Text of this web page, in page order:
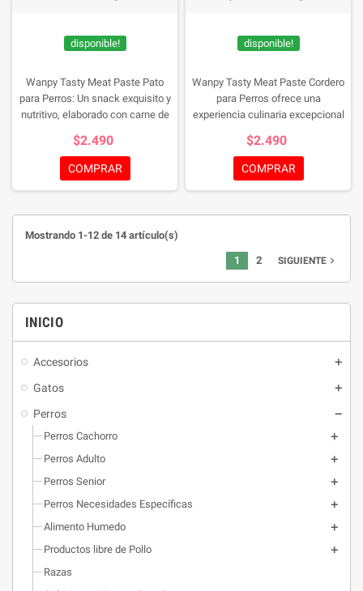
INICIO
Accesorios
Gatos
Perros
Perros Cachorro
Perros Adulto
Perros Senior
Perros Necesidades Específicas
Alimento Humedo
Productos libre de Pollo
Razas
disponible!
Wanpy Tasty Meat Paste Pato
para Perros: Un snack exquisito y
nutritivo, elaborado con carne de
guisantes. Este complemento
alimenticio libre de granos, soya y
gluten promueve una digestión
vitaminas esenciales. Ideal para
perros de todas las edades, es el
premio perfecto entre comidas.
$2.490
COMPRAR
disponible!
Wanpy Tasty Meat Paste Cordero
para Perros ofrece una
experiencia culinaria excepcional
crema, elaborado con carne de
cordero de alta calidad,
zanahorias y guisantes, es
edades. Sin granos, soya ni gluten,
esenciales, asegurando un sabor
$2.490
COMPRAR
Mostrando 1-12 de 14 artículo(s)
1 2 SIGUIENTE navigate_next